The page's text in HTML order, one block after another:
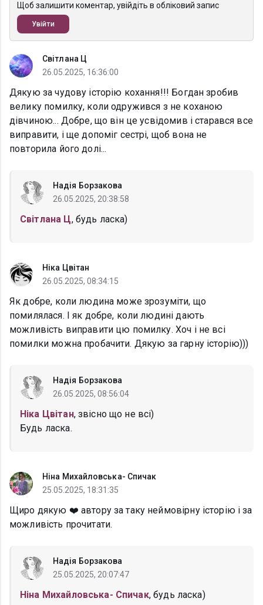
Щоб залишити коментар, увійдіть в обліковий запис
Увійти
Світлана Ц
26.05.2025, 16:36:00
Дякую за чудову історію кохання!!! Богдан зробив
велику помилку, коли одружився з не коханою
дівчиною... Добре, що він це усвідомив і старався все
виправити, і ще допоміг сестрі, щоб вона не
повторила його долі...
Надія Борзакова
26.05.2025, 20:38:58
Світлана Ц, будь ласка)
Ніка Цвітан
26.05.2025, 08:34:15
Як добре, коли людина може зрозуміти, що
помилялася. І як добре, коли людині дають
можливість виправити цю помилку. Хоч і не всі
помилки можна пробачити. Дякую за гарну історію)))
Надія Борзакова
26.05.2025, 08:56:04
Ніка Цвітан, звісно що не всі)
Будь ласка.
Ніна Михайловська- Спичак
25.05.2025, 18:31:35
Щиро дякую ❤️ автору за таку неймовірну історію і за
можливість прочитати.
Надія Борзакова
25.05.2025, 20:07:47
Ніна Михайловська- Спичак, будь ласка)